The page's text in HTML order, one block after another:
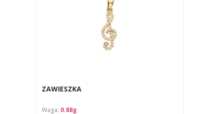
ZAWIESZKA
Waga: 0.88g